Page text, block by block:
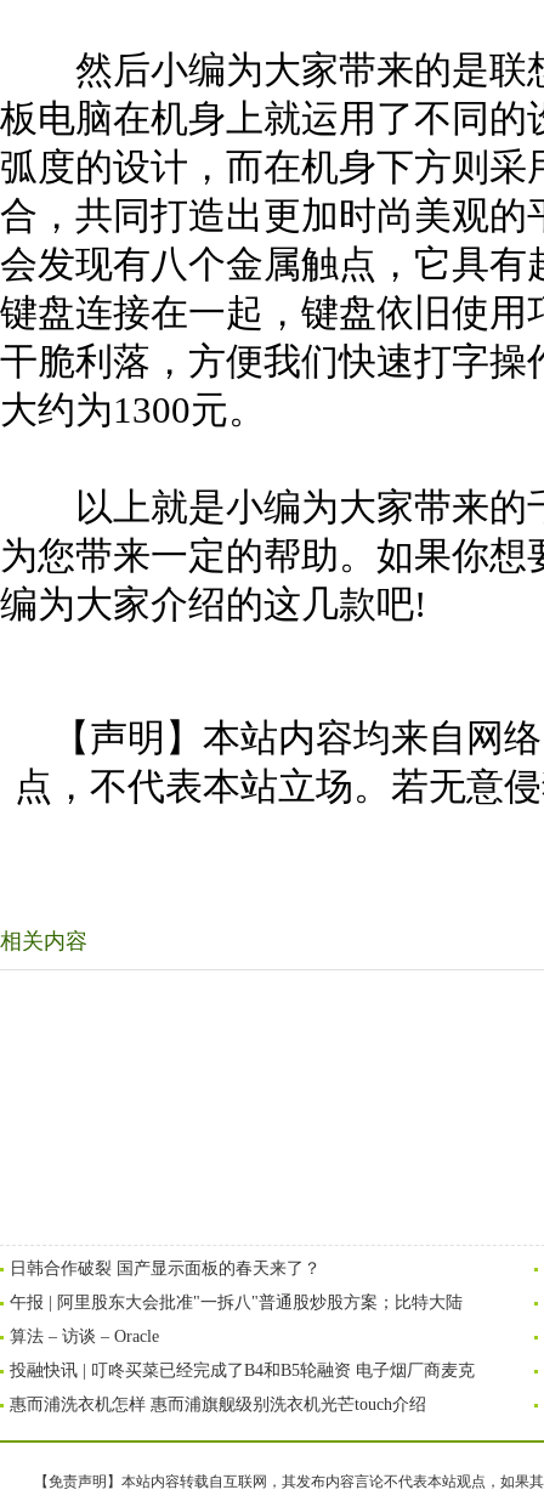
然后小编为大家带来的是联
板电脑在机身上就运用了不同
弧度的设计，而在机身下方则
合，共同打造出更加时尚美观
会发现有八个金属触点，它具
键盘连接在一起，键盘依旧使
干脆利落，方便我们快速打字
大约为1300元。
以上就是小编为大家带来的
为您带来一定的帮助。如果你
编为大家介绍的这几款吧!
【声明】本站内容均来自网
点，不代表本站立场。若无意
相关内容
日韩合作破裂 国产显示面板的春天来了？
午报 | 阿里股东大会批准"一拆八"普通股炒股方案；比特大陆
算法 – 访谈 – Oracle
投融快讯 | 叮咚买菜已经完成了B4和B5轮融资 电子烟厂商麦克
惠而浦洗衣机怎样 惠而浦旗舰级别洗衣机光芒touch介绍
【免责声明】本站内容转载自互联网，其发布内容言论不代表本站观点，如果